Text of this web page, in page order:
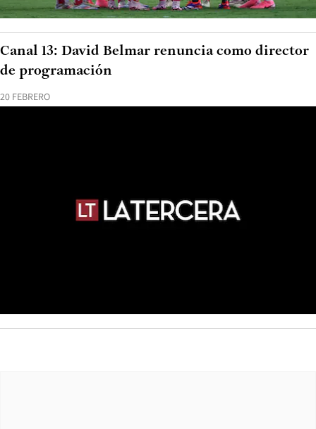
20 FEBRERO
Canal 13: David Belmar renuncia como director
de programación